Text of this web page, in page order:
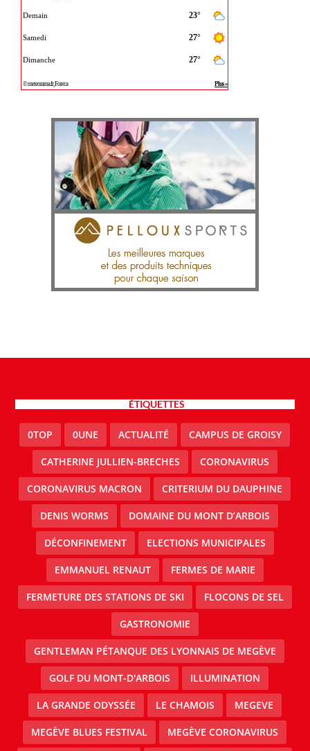
ÉTIQUETTES
0TOP 0UNE ACTUALITÉ CAMPUS DE GROISY
CATHERINE JULLIEN-BRECHES CORONAVIRUS
CORONAVIRUS MACRON CRITERIUM DU DAUPHINE
DENIS WORMS DOMAINE DU MONT D’ARBOIS
DÉCONFINEMENT ELECTIONS MUNICIPALES
EMMANUEL RENAUT FERMES DE MARIE
FERMETURE DES STATIONS DE SKI FLOCONS DE SEL
GASTRONOMIE
GENTLEMAN PÉTANQUE DES LYONNAIS DE MEGÈVE
GOLF DU MONT-D'ARBOIS ILLUMINATION
LA GRANDE ODYSSÉE LE CHAMOIS MEGEVE
MEGÈVE BLUES FESTIVAL MEGÈVE CORONAVIRUS